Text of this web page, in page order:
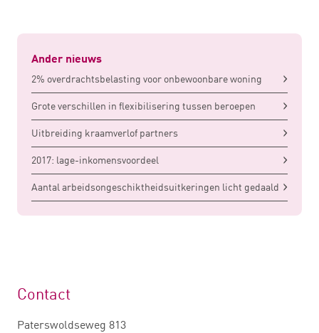
Ander nieuws
2% overdrachtsbelasting voor onbewoonbare woning
Grote verschillen in flexibilisering tussen beroepen
Uitbreiding kraamverlof partners
2017: lage-inkomensvoordeel
Aantal arbeidsongeschiktheidsuitkeringen licht gedaald
Contact
Paterswoldseweg 813